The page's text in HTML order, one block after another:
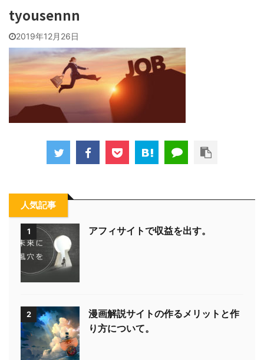
tyousennn
2019年12月26日
人気記事
1 アフィサイトで収益を出す。
2
漫画解説サイトの作るメリットと作
り方について。